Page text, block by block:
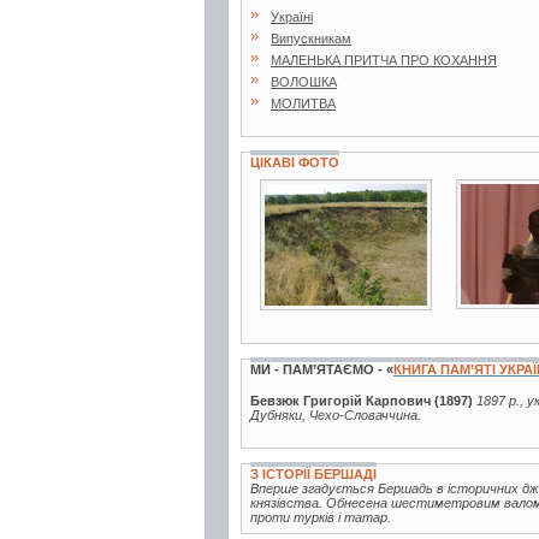
» Україні
» Випускникам
» МАЛЕНЬКА ПРИТЧА ПРО КОХАННЯ
» ВОЛОШКА
» МОЛИТВА
ЦІКАВІ ФОТО
14 фото
МИ - ПАМ’ЯТАЄМО - «КНИГА ПАМ’ЯТІ
Бевзюк Григорій Карпович (1897) 1897 р.,
Дубняки, Чехо-Словаччина.
З ІСТОРІЇ БЕРШАДІ
Вперше згадується Бершадь в історичних
князівства. Обнесена шестиметровим
проти турків і татар.